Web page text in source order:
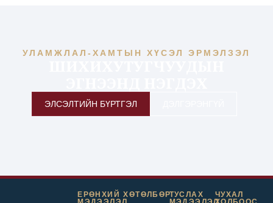
УЛАМЖЛАЛ-ХАМТЫН ХҮСЭЛ ЭРМЭЛЗЭЛ
ЭЛСЭЛТИЙН БҮРТГЭЛ
ЕРӨНХИЙ ХӨТӨЛБӨРТУСЛАХ
ЧУХАЛ